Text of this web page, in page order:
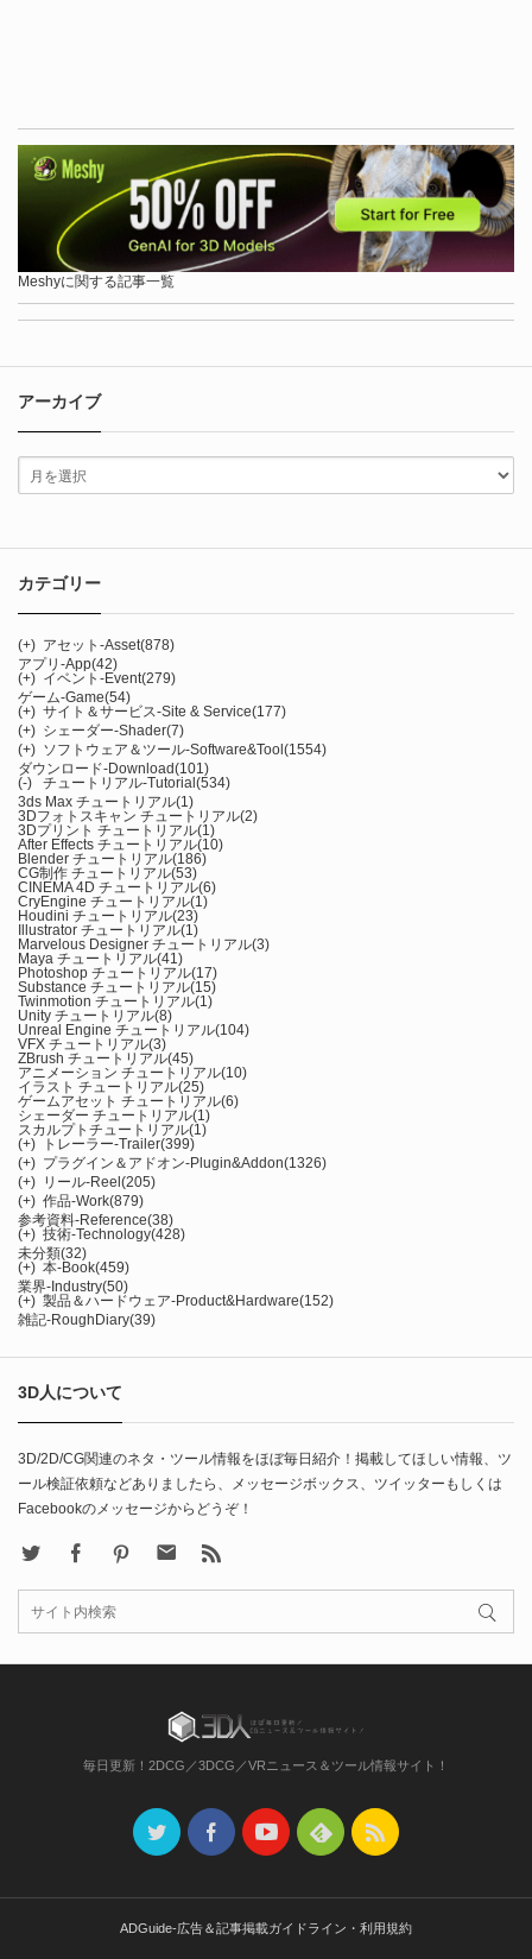
Meshyに関する記事一覧
アーカイブ
カテゴリー
(+) アセット-Asset(878)
アプリ-App(42)
(+) イベント-Event(279)
ゲーム-Game(54)
(+) サイト＆サービス-Site & Service(177)
(+) シェーダー-Shader(7)
(+) ソフトウェア＆ツール-Software&Tool (1554)
ダウンロード-Download(101)
(-)
チュートリアル-Tutorial (534)
3ds Max チュートリアル(1)
3Dフォトスキャン チュートリアル(2)
3Dプリント チュートリアル(1)
After Effects チュートリアル(10)
Blender チュートリアル(186)
CG制作 チュートリアル(53)
CINEMA 4D チュートリアル(6)
CryEngine チュートリアル(1)
Houdini チュートリアル(23)
Illustrator チュートリアル(1)
Marvelous Designer チュートリアル(3)
Maya チュートリアル(41)
Photoshop チュートリアル(17)
Substance チュートリアル(15)
Twinmotion チュートリアル(1)
Unity チュートリアル(8)
Unreal Engine チュートリアル(104)
VFX チュートリアル(3)
ZBrush チュートリアル(45)
アニメーション チュートリアル(10)
イラスト チュートリアル(25)
ゲームアセット チュートリアル(6)
シェーダー チュートリアル(1)
スカルプトチュートリアル(1)
(+)
トレーラー-Trailer(399)
(+) プラグイン＆アドオン-Plugin&Addon(1326)
(+) リール-Reel (205)
(+) 作品-Work(879)
参考資料-Reference(38)
(+) 技術-Technology(428)
未分類(32)
(+) 本-Book(459)
業界-Industry(50)
(+) 製品＆ハードウェア-Product&Hardware(152)
雑記-RoughDiary(39)
3D人について
3D/2D/CG関連のネタ・ツール情報をほぼ毎日紹介！掲載してほしい情報、ツ
ール検証依頼などありましたら、メッセージボックス、ツイッターもしくは
Facebookのメッセージからどうぞ！
FacebookPinterest Contact
毎日更新！2DCG／3DCG／VRニュース＆ツール情報サイト！
ADGuide-広告＆記事掲載ガイドライン・利用規約